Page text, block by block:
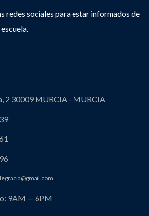
redes sociales para estar informados de
2 30009 MURCIA - MURCIA
9AM — 6PM